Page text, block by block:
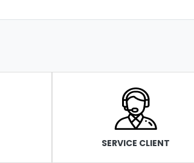
SERVICE CLIENT